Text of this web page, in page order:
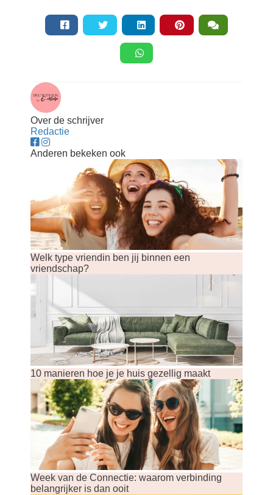
Over de schrijver
Redactie
Anderen bekeken ook
Welk type vriendin ben jij binnen een
vriendschap?
10 manieren hoe je je huis gezellig maakt
Week van de Connectie: waarom verbinding
belangrijker is dan ooit